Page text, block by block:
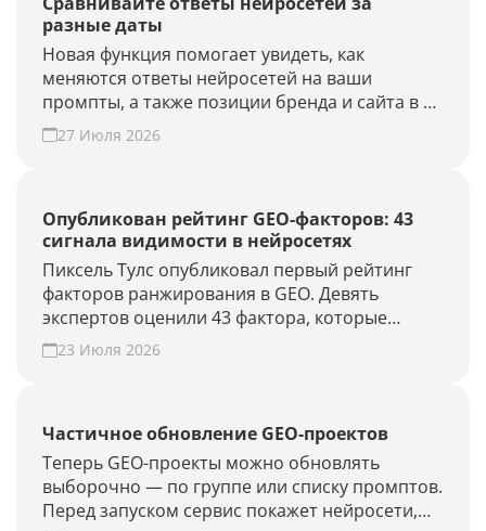
разные даты
Новая функция помогает увидеть, как
меняются ответы нейросетей на ваши
промпты, а также позиции бренда и сайта в AI-
выдаче.
27 Июля 2026
Опубликован рейтинг GEO-факторов: 43
сигнала видимости в нейросетях
Пиксель Тулс опубликовал первый рейтинг
факторов ранжирования в GEO. Девять
экспертов оценили 43 фактора, которые
влияют на видимость бренда в AI-ответах.
23 Июля 2026
Частичное обновление GEO-проектов
Теперь GEO-проекты можно обновлять
выборочно — по группе или списку промптов.
Перед запуском сервис покажет нейросети,